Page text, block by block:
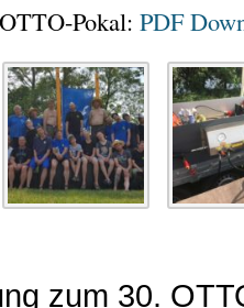
Pokal: PDF
zum 30.